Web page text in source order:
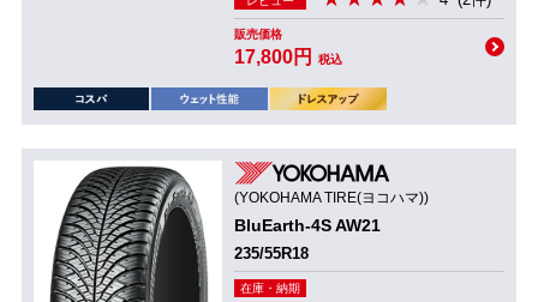
販売価格
17,800円 税込
(YOKOHAMA TIRE(ヨコハマ))
BluEarth-4S AW21
235/55R18
在庫・納期